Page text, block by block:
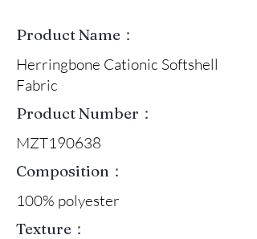
Product Name：
Herringbone Cationic Softshell
Fabric
Product Number：
MZT190638
Composition：
100% polyester
Texture：